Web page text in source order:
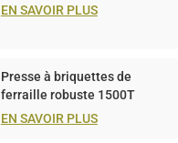
EN SAVOIR PLUS
Presse à briquettes de
ferraille robuste 1500T
EN SAVOIR PLUS